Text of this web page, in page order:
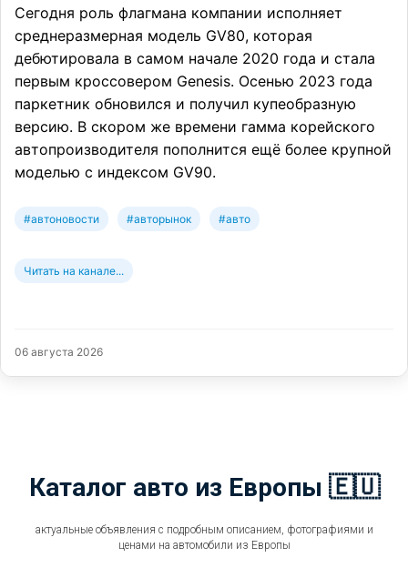
Сегодня роль флагмана компании исполняет
среднеразмерная модель GV80, которая
дебютировала в самом начале 2020 года и стала
первым кроссовером Genesis. Осенью 2023 года
паркетник обновился и получил купеобразную
версию. В скором же времени гамма корейского
автопроизводителя пополнится ещё более крупной
моделью с индексом GV90.
#автоновости #авторынок #авто
Читать на канале...
06 августа 2026
Каталог авто из Европы 🇪🇺
актуальные объявления с подробным описанием, фотографиями и
ценами на автомобили из Европы